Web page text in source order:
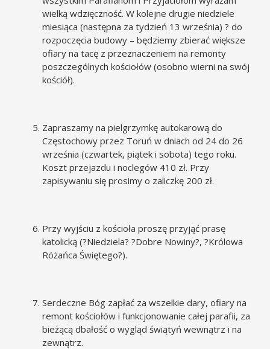
wielką wdzięczność. W kolejne drugie niedziele
miesiąca (następna za tydzień 13 września) ? do
rozpoczęcia budowy – będziemy zbierać większe
ofiary na tacę z przeznaczeniem na remonty
poszczególnych kościołów (osobno wierni na swój
kościół).
Zapraszamy na pielgrzymkę autokarową do
Częstochowy przez Toruń w dniach od 24 do 26
września (czwartek, piątek i sobota) tego roku.
Koszt przejazdu i noclegów 410 zł. Przy
zapisywaniu się prosimy o zaliczkę 200 zł.
Przy wyjściu z kościoła proszę przyjąć prasę
katolicką (?Niedziela? ?Dobre Nowiny?, ?Królowa
Różańca Świętego?).
Serdeczne Bóg zapłać za wszelkie dary, ofiary na
remont kościołów i funkcjonowanie całej parafii, za
bieżącą dbałość o wygląd świątyń wewnątrz i na
zewnątrz.